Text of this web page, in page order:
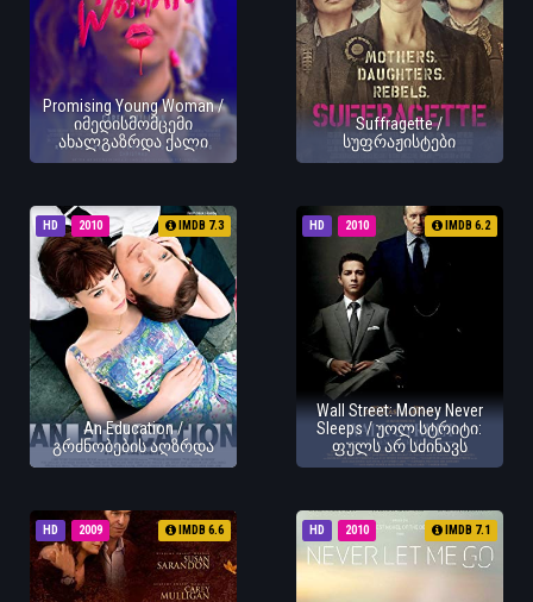
Promising Young Woman /
იმედისმომცემი
ახალგაზრდა ქალი
Suffragette /
სუფრაჟისტები
HD 2010 IMDB 7.3
An Education /
გრძნობების აღზრდა
HD 2010 IMDB 6.2
Wall Street: Money Never
Sleeps / უოლ სტრიტი:
ფულს არ სძინავს
HD 2009 IMDB 6.6 HD 2010 IMDB 7.1